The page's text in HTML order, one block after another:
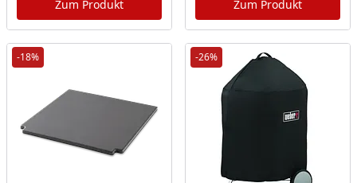
Zum Produkt Zum Produkt
-18% -26%